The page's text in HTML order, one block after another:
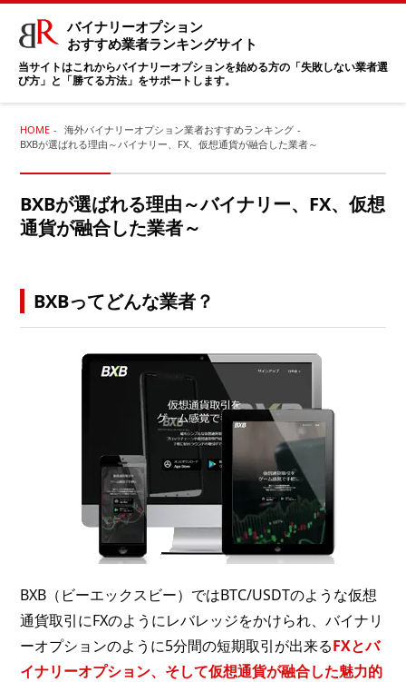
バイナリーオプション
おすすめ業者ランキングサイト
当サイトはこれからバイナリーオプションを始める方の「失敗しない業者選
び方」と「勝てる方法」をサポートします。
HOME
海外バイナリーオプション業者おすすめランキング
BXBが選ばれる理由～バイナリー、FX、仮想通貨が融合した業者～
BXBが選ばれる理由～バイナリー、FX、仮想
通貨が融合した業者～
BXBってどんな業者？
BXB（ビーエックスビー）ではBTC/USDTのような仮想
通貨取引にFXのようにレバレッジをかけられ、バイナリ
ーオプションのように5分間の短期取引が出来るFXとバ
イナリーオプション、そして仮想通貨が融合した魅力的